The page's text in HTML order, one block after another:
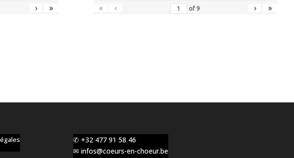
› » « ‹ of 9 › »
✆ +32 477 91 58 46
✉ infos@coeurs-en-choeur.be